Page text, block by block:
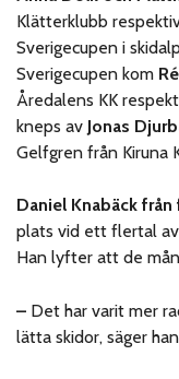
Klätterklubb
Sverigecupen i
Sverigecupen kom
Åredalens KK
kneps av Jonas
Gelfgren från Kiruna
Daniel Knabäck
plats vid ett flertal av
Han lyfter att de
– Det har varit mer
lätta skidor, säger